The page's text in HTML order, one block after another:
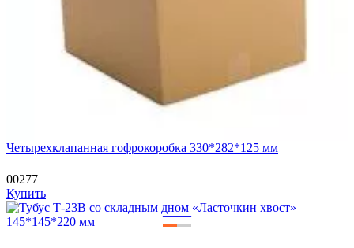
Четырехклапанная гофрокоробка 330*282*125 мм
00277
Купить
——